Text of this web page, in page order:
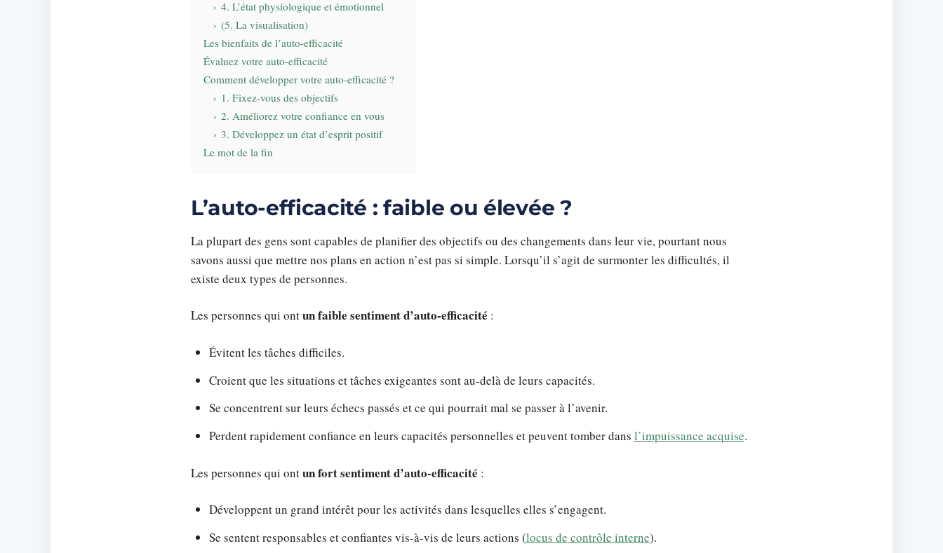
4. L’état physiologique et émotionnel
(5. La visualisation)
Les bienfaits de l’auto-efficacité
Évaluez votre auto-efficacité
Comment développer votre auto-efficacité ?
1. Fixez-vous des objectifs
2. Améliorez votre confiance en vous
3. Développez un état d’esprit positif
Le mot de la fin
L’auto-efficacité : faible ou élevée ?
La plupart des gens sont capables de planifier des objectifs ou des changements dans leur vie, pourtant nous
savons aussi que mettre nos plans en action n’est pas si simple. Lorsqu’il s’agit de surmonter les difficultés, il
existe deux types de personnes.
Les personnes qui ontun faible sentiment d’auto-efficacité :
Évitent les tâches difficiles.
Croient que les situations et tâches exigeantes sont au-delà de leurs capacités.
Se concentrent sur leurs échecs passés et ce qui pourrait mal se passer à l’avenir.
Perdent rapidement confiance en leurs capacités personnelles et peuvent tomber dans l’impuissance acquise.
Les personnes qui ontun fort sentiment d’auto-efficacité :
Développent un grand intérêt pour les activités dans lesquelles elles s’engagent.
Se sentent responsables et confiantes vis-à-vis de leurs actions (locus de contrôle interne).